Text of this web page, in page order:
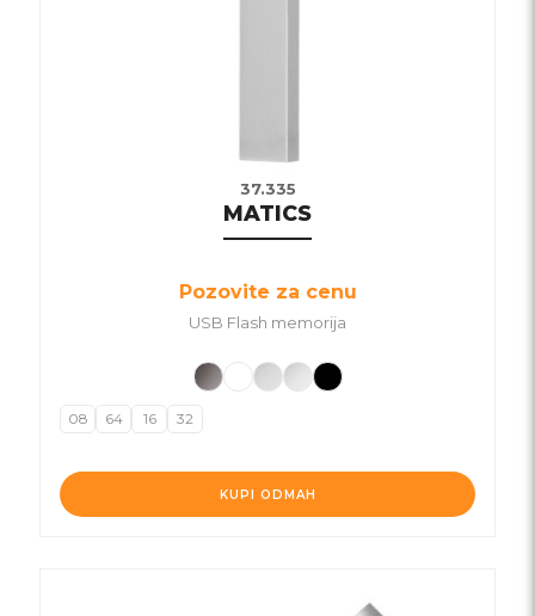
37.335
MATICS
Pozovite za cenu
USB Flash memorija
KUPI ODMAH
08 64 16 32